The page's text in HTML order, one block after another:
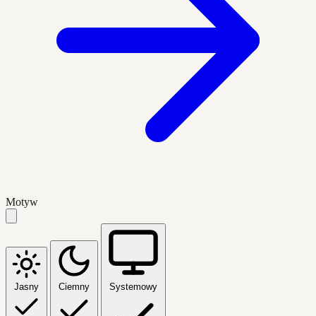
Motyw
Jasny Ciemny Systemowy